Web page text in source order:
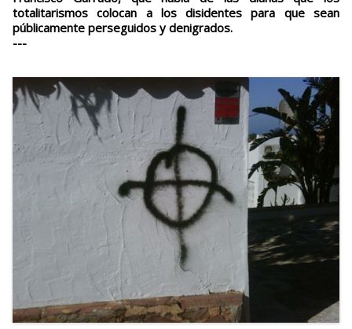
totalitarismos colocan a los disidentes para que sean
públicamente perseguidos y denigrados.
---